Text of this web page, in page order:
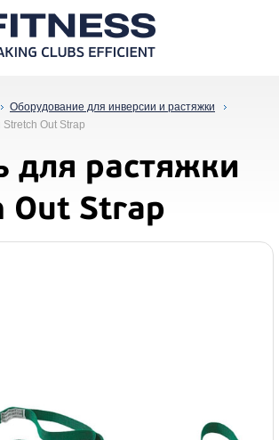
Оборудование для инверсии и растяжки
Out Strap
для растяжки
Out Strap